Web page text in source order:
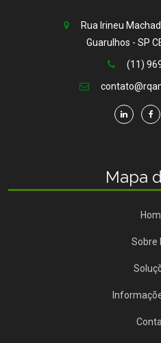
Rua Irineu
Guarulhos - SP
(11)
Mapa
Sobre